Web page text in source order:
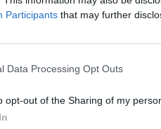
Participants that may further
Data Processing Opt Outs
opt-out of the Sharing of my
jako drużyna. W planach
dłuższy post, a tymczasem